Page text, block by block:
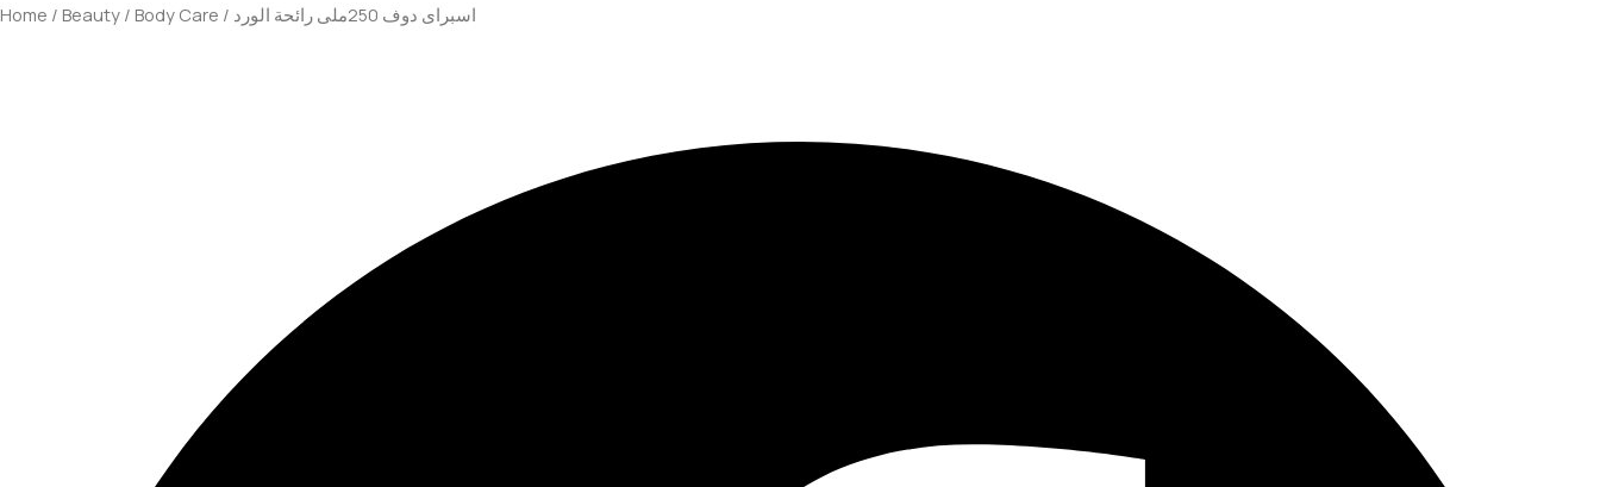
Home / Beauty / Body Care / اسبراى دوف 250ملى رائحة الورد